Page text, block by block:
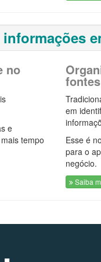
no
e
tempo
fontes
em
Esse é
para o
negócio.
Saiba